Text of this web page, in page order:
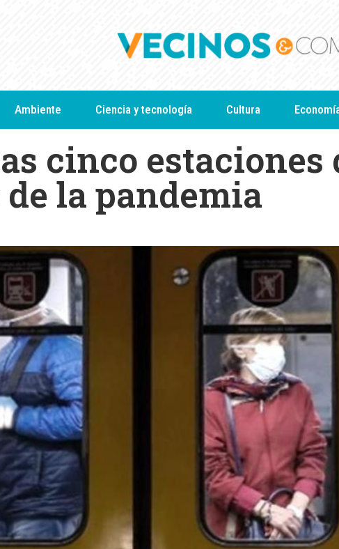
Ambiente Ciencia y tecnología Cultura
cinco estaciones
la pandemia